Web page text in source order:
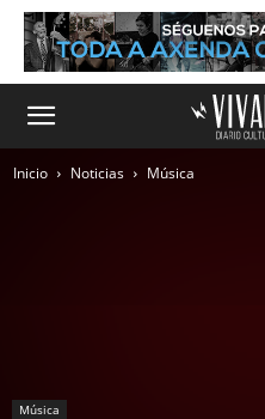
Inicio Noticias Música
Música